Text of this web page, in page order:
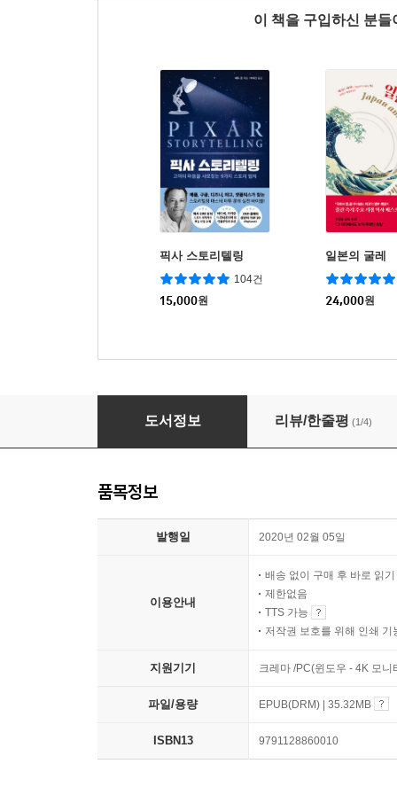
이 책을 구입하신 분
픽사 스토리텔링
104건
15,000원
일본의 굴레
24,000원
영상제작론
도서정보 리뷰/한줄평 (1/4)
품목정보
발행일 2020년 02월 05일
이용안내
배송 없이 구매 후 바로 읽기
제한없음
TTS 가능
저작권 보호를 위해 인쇄 기
지원기기 크레마 /PC(윈도우 - 4K 모
파일/용량 EPUB(DRM) | 35.32MB
ISBN13 9791128860010